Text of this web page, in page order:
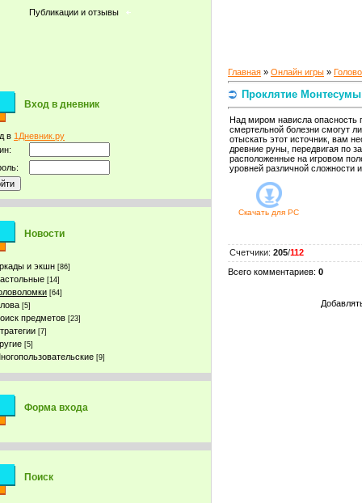
Публикации и отзывы
Вход в дневник
в 1Дневник.ру
Новости
и экшн [86]
[14]
[64]
[5]
предметов [23]
[7]
[5]
[9]
Форма входа
Поиск
Главная » Онлайн игры »
Проклятие Монтесумы
Над миром нависла опасность
смертельной болезни смогут
отыскать этот источник, вам
древние руны, передвигая по
расположенные на игровом
уровней различной сложности
Скачать для PC
Счетчики: 205/112
Всего комментариев: 0